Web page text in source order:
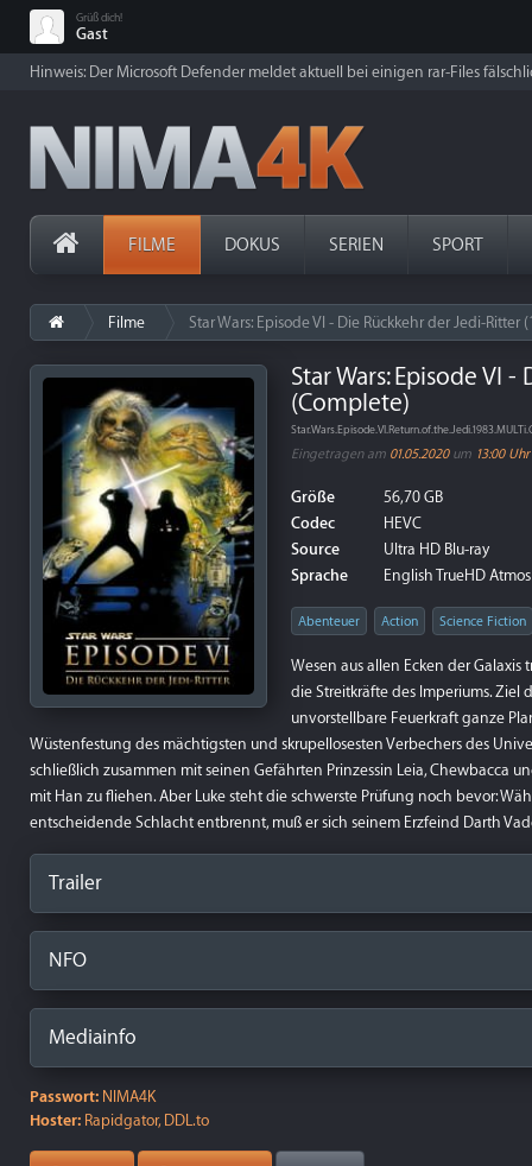
Grüß dich!
Gast
Hinweis: Der Microsoft Defender meldet aktuell bei einigen rar-Files
FILME DOKUS SERIEN SPORT
Filme Star Wars: Episode VI - Die Rückkehr der Jedi-Ritter
Star Wars: Episode VI
(Complete)
Eingetragen am 01.05.2020um 13:00 Uhr
Größe
56,70 GB
Codec
HEVC
Source
Ultra HD Blu-ray
Sprache
English TrueHD
Abenteuer Action Science Fiction
Wesen aus allen Ecken der
die Streitkräfte des Imperiums. Ziel
unvorstellbare Feuerkraft ganze
Wüstenfestung des mächtigsten und skrupellosesten Verbechers des
schließlich zusammen mit seinen Gefährten Prinzessin Leia, Chewbacca
mit Han zu fliehen. Aber Luke steht die schwerste Prüfung noch bevor:
entscheidende Schlacht entbrennt, muß er sich seinem Erzfeind Darth
Trailer
NFO
Mediainfo
Passwort: NIMA4K
Hoster: Rapidgator, DDL.to